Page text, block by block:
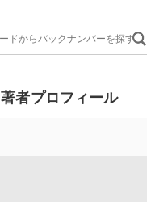
著者プロフィール